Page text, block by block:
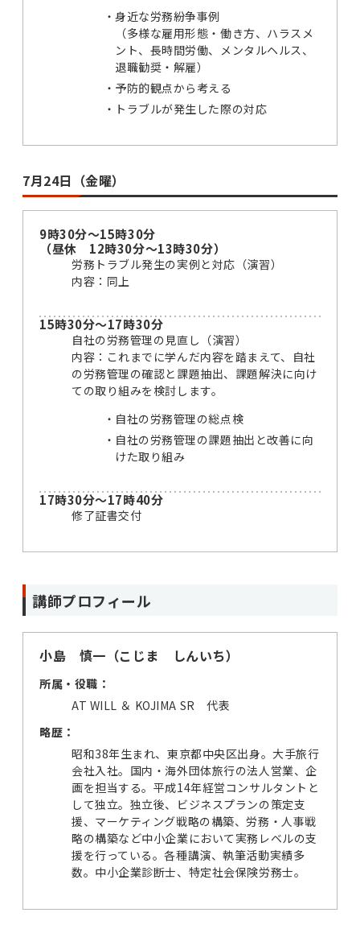
身近な労務紛争事例
（多様な雇用形態・働き方、ハラスメ
ント、長時間労働、メンタルヘルス、
退職勧奨・解雇）
予防的観点から考える
トラブルが発生した際の対応
7月24日（金曜）
9時30分～15時30分
（昼休 12時30分～13時30分）
労務トラブル発生の実例と対応（演習）
内容：同上
15時30分～17時30分
自社の労務管理の見直し（演習）
内容：これまでに学んだ内容を踏まえて、自社
の労務管理の確認と課題抽出、課題解決に向け
ての取り組みを検討します。
自社の労務管理の総点検
自社の労務管理の課題抽出と改善に向
けた取り組み
17時30分～17時40分
修了証書交付
講師プロフィール
小島 慎一（こじま しんいち）
所属・役職：
AT WILL ＆ KOJIMA SR 代表
略歴：
昭和38年生まれ、東京都中央区出身。大手旅行
会社入社。国内・海外団体旅行の法人営業、企
画を担当する。平成14年経営コンサルタントと
して独立。独立後、ビジネスプランの策定支
援、マーケティング戦略の構築、労務・人事戦
略の構築など中小企業において実務レベルの支
援を行っている。各種講演、執筆活動実績多
数。中小企業診断士、特定社会保険労務士。